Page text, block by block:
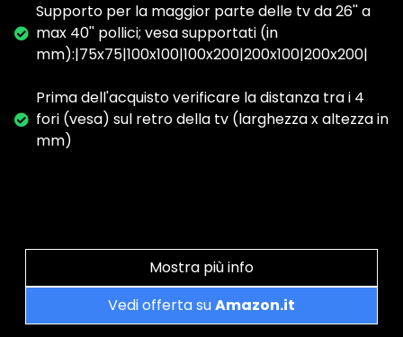
Supporto per la maggior parte delle tv da 26'' a
max 40'' pollici; vesa supportati (in
mm):|75x75|100x100|100x200|200x100|200x200|
Prima dell'acquisto verificare la distanza tra i 4
fori (vesa) sul retro della tv (larghezza x altezza in
mm)
Mostra più info
Vedi offerta suAmazon.it